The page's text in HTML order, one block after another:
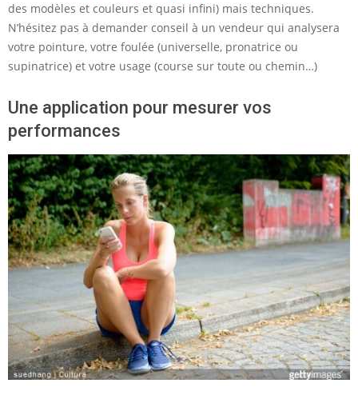
des modèles et couleurs et quasi infini) mais techniques.
N’hésitez pas à demander conseil à un vendeur qui analysera
votre pointure, votre foulée (universelle, pronatrice ou
supinatrice) et votre usage (course sur toute ou chemin…)
Une application pour mesurer vos
performances